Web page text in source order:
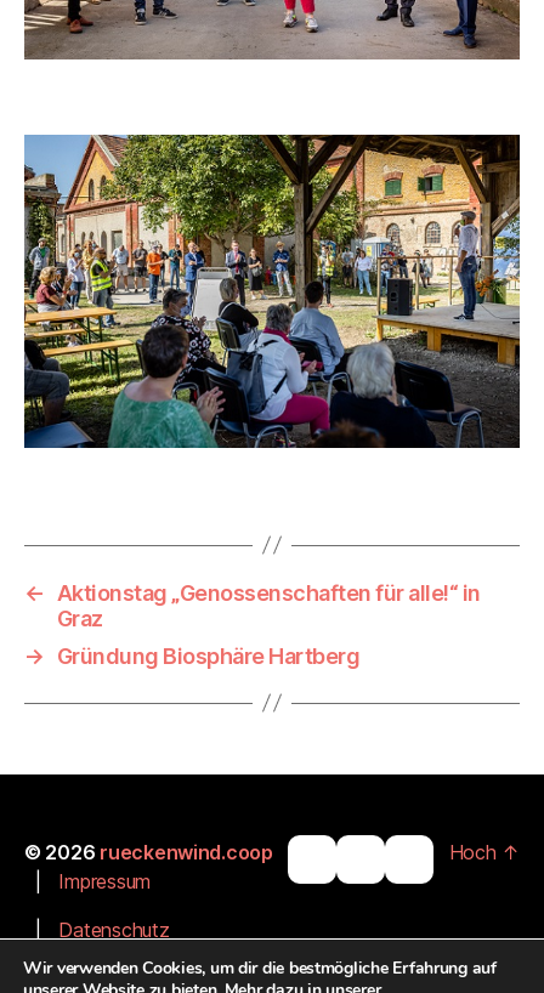
←
Aktionstag „Genossenschaften für alle!“ in
Graz
→
Gründung Biosphäre Hartberg
© 2026 rueckenwind.coop
Impressum
Datenschutz
|Barrierefreiheit
Hoch ↑
Wir verwenden Cookies, um dir die bestmögliche Erfahrung auf